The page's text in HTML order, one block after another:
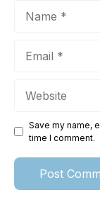
Save my name,
time I comment.